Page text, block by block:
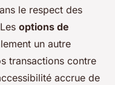
le respect des
options de
un autre
transactions contre
accrue de